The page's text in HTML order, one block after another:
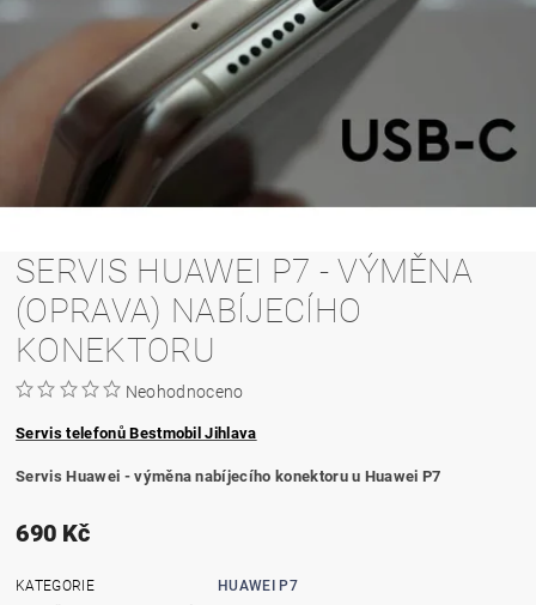
SERVIS HUAWEI P7 - VÝMĚNA
(OPRAVA) NABÍJECÍHO
KONEKTORU
Neohodnoceno
Servis telefonů Bestmobil Jihlava
Servis Huawei - výměna nabíjecího konektoru u Huawei P7
690 Kč
KATEGORIE
HUAWEI P7